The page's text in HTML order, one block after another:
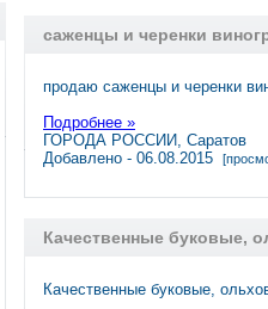
саженцы и черенки
продаю саженцы и черенки
Подробнее »
ГОРОДА РОССИИ, Саратов
Добавлено - 06.08.2015
Качественные буковые,
Качественные буковые,